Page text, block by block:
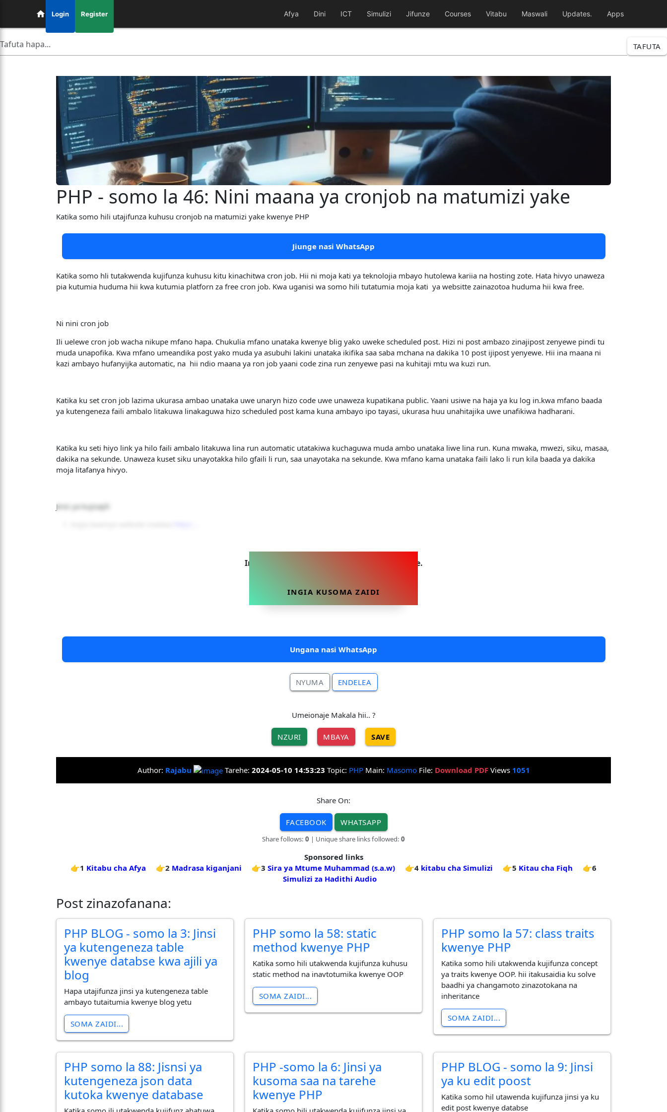
Login Register Afya Dini ICT Simulizi Jifunze Courses Vitabu Maswali Updates. Apps
TAFUTA
PHP - somo la 46: Nini maana ya cronjob na matumizi yake
Katika somo hili utajifunza kuhusu cronjob na matumizi yake kwenye PHP
Jiunge nasi WhatsApp
Katika somo hli tutakwenda kujifunza kuhusu kitu kinachitwa cron job. Hii ni moja kati ya teknolojia mbayo hutolewa kariia na hosting zote. Hata hivyo unaweza
pia kutumia huduma hii kwa kutumia platforn za free cron job. Kwa uganisi wa somo hili tutatumia moja kati ya websitte zainazotoa huduma hii kwa free.
Ni nini cron job
Ili uelewe cron job wacha nikupe mfano hapa. Chukulia mfano unataka kwenye blig yako uweke scheduled post. Hizi ni post ambazo zinajipost zenyewe pindi tu
muda unapofika. Kwa mfano umeandika post yako muda ya asubuhi lakini unataka ikifika saa saba mchana na dakika 10 post ijipost yenyewe. Hii ina maana ni
kazi ambayo hufanyijka automatic, na hii ndio maana ya ron job yaani code zina run zenyewe pasi na kuhitaji mtu wa kuzi run.
Katika ku set cron job lazima ukurasa ambao unataka uwe unaryn hizo code uwe unaweza kupatikana public. Yaani usiwe na haja ya ku log in.kwa mfano baada
ya kutengeneza faili ambalo litakuwa linakaguwa hizo scheduled post kama kuna ambayo ipo tayasi, ukurasa huu unahitajika uwe unafikiwa hadharani.
Katika ku seti hiyo link ya hilo faili ambalo litakuwa lina run automatic utatakiwa kuchaguwa muda ambo unataka liwe lina run. Kuna mwaka, mwezi, siku, masaa,
dakika na sekunde. Unaweza kuset siku unayotakka hilo gfaili li run, saa unayotaka na sekunde. Kwa mfano kama unataka faili lako li run kila baada ya dakika
moja litafanya hivyo.
Jinsi ya kujisajili
Ingia sasa ili uweze kusoma makala hii yote.
INGIA KUSOMA ZAIDI
Ungana nasi WhatsApp
NYUMA ENDELEA
Umeionaje Makala hii.. ?
NZURI MBAYA SAVE
Author: Rajabu Tarehe: 2024-05-10 14:53:23 Topic: PHPMain: MasomoFile: Download PDFViews 1051
Share On:
FACEBOOK WHATSAPP
Share follows: 0 | Unique share links followed: 0
Sponsored links
👉1 Kitabu cha Afya 👉2 Madrasa kiganjani 👉3 Sira ya Mtume Muhammad (s.a.w) 👉4 kitabu cha Simulizi 👉5 Kitau cha Fiqh
👉6
Simulizi za Hadithi Audio
Post zinazofanana:
PHP BLOG - somo la 3: Jinsi
ya kutengeneza table
kwenye databse kwa ajili ya
blog
Hapa utajifunza jinsi ya kutengeneza table
ambayo tutaitumia kwenye blog yetu
SOMA ZAIDI...
PHP somo la 58: static
method kwenye PHP
Katika somo hili utakwenda kujifunza kuhusu
static method na inavtotumika kwenye OOP
SOMA ZAIDI...
PHP somo la 57: class traits
kwenye PHP
Katika somo hili utakwenda kujifunza concept
ya traits kwenye OOP. hii itakusaidia ku solve
baadhi ya changamoto zinazotokana na
inheritance
SOMA ZAIDI...
PHP somo la 88: Jisnsi ya
kutengeneza json data
kutoka kwenye database
PHP -somo la 6: Jinsi ya
kusoma saa na tarehe
kwenye PHP
PHP BLOG - somo la 9: Jinsi
ya ku edit poost
Katika somo hil utawenda kujifunza jinsi ya ku
edit post kwenye databse